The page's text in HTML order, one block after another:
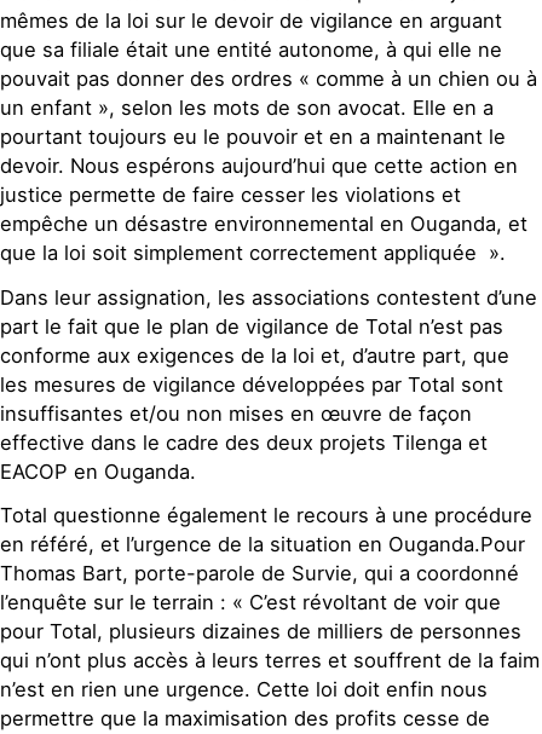
mêmes de la loi sur le devoir de vigilance en arguant
que sa filiale était une entité autonome, à qui elle ne
pouvait pas donner des ordres « comme à un chien ou à
un enfant », selon les mots de son avocat. Elle en a
pourtant toujours eu le pouvoir et en a maintenant le
devoir. Nous espérons aujourd’hui que cette action en
justice permette de faire cesser les violations et
empêche un désastre environnemental en Ouganda, et
que la loi soit simplement correctement appliquée ».
Dans leur assignation, les associations contestent d’une
part le fait que le plan de vigilance de Total n’est pas
conforme aux exigences de la loi et, d’autre part, que
les mesures de vigilance développées par Total sont
insuffisantes et/ou non mises en œuvre de façon
effective dans le cadre des deux projets Tilenga et
EACOP en Ouganda.
Total questionne également le recours à une procédure
en référé, et l’urgence de la situation en Ouganda.Pour
Thomas Bart, porte-parole de Survie, qui a coordonné
l’enquête sur le terrain : « C’est révoltant de voir que
pour Total, plusieurs dizaines de milliers de personnes
qui n’ont plus accès à leurs terres et souffrent de la faim
n’est en rien une urgence. Cette loi doit enfin nous
permettre que la maximisation des profits cesse de